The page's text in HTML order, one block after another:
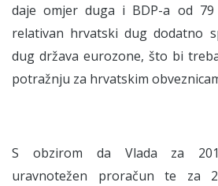
daje omjer duga i BDP-a od
relativan hrvatski dug dodatno
dug država eurozone, što bi
potražnju za hrvatskim
S obzirom da Vlada za
uravnotežen proračun te za